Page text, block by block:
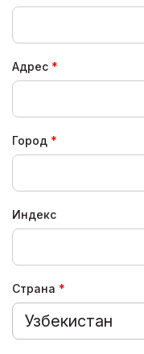
Адрес
Город
Индекс
Страна
Узбекистан